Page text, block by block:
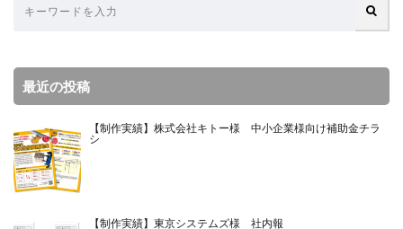
最近の投稿
【制作実績】株式会社キトー様 中小企業様向け補助金チラ
シ
【制作実績】東京システムズ様 社内報